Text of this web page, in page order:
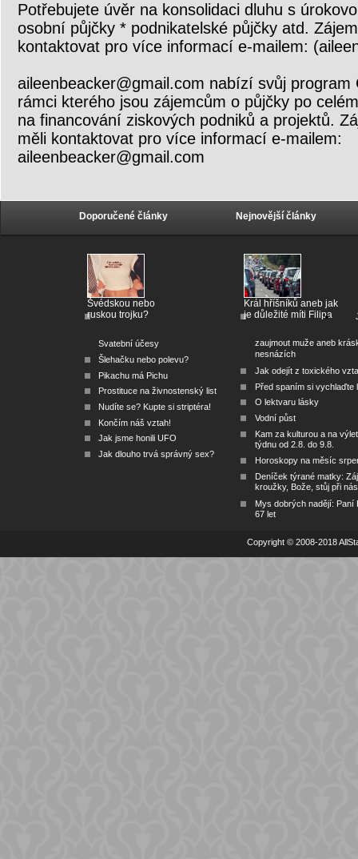
Potřebujete úvěr na konsolidaci dluhu s
osobní půjčky * podnikatelské půjčky atd.
kontaktovat pro více informací e-mailem:
aileenbeacker@gmail.com nabízí svůj program
rámci kterého jsou zájemcům o půjčky po
na financování ziskových podniků a projektů.
měli kontaktovat pro více informací e-mailem:
aileenbeacker@gmail.com
Doporučené články
Švédskou nebo
ruskou trojku?
Svatební účesy
Šlehačku nebo polevu?
Pikachu má Pichu
Prostituce na živnostenský list
Nudíte se? Kupte si striptéra!
Končím náš vztah!
Jak jsme honili UFO
Jak dlouho trvá správný sex?
Nejnovější články
Král hříšníků aneb jak
je důležité míti Filipa
zaujmout muže aneb
nesnázích
Jak odejít z toxického
Před spaním si vychlaďte
O lektvaru lásky
Vodní půst
Kam za kulturou a na
týdnu od 2.8. do 9.8.
Horoskopy na měsíc
Deníček týrané matky:
kroužky, Bože, stůj při nás
Mys dobrých nadějí: Paní
67 let
Copyright © 2008-2018